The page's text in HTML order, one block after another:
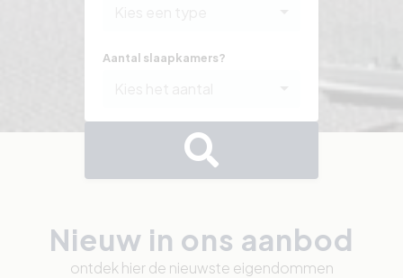
Aantal slaapkamers?
Nieuw in ons aanbod
ontdek hier de nieuwste eigendommen